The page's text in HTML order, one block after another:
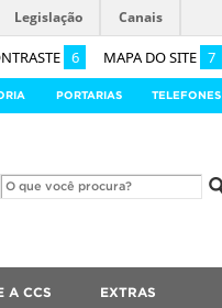
6 MAPA DO SITE 7
Legislação Canais
PORTARIAS TELEFONES
A CCS EXTRAS